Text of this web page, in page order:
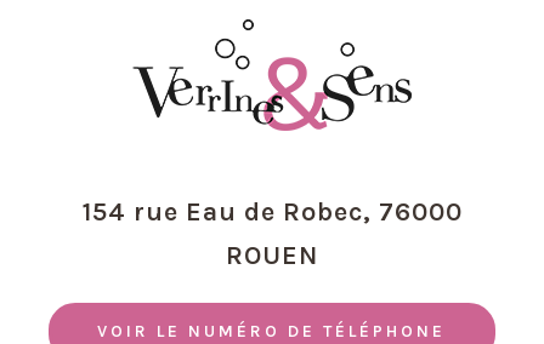
154 rue Eau de Robec, 76000
ROUEN
VOIR LE NUMÉRO DE TÉLÉPHONE